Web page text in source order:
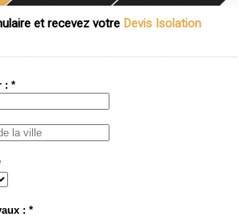
et recevez votre Devis Isolation
: *
: *